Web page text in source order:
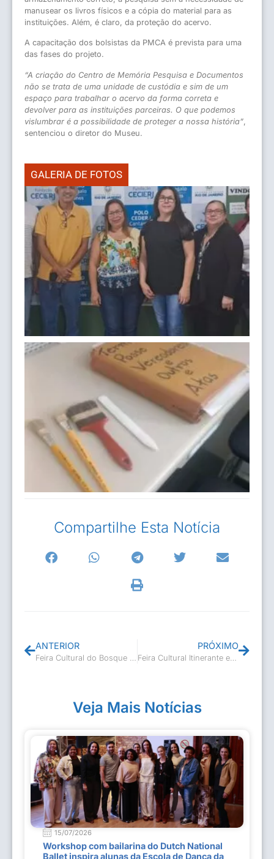
manusear os livros físicos e a cópia do material para as
instituições. Além, é claro, da proteção do acervo.
A capacitação dos bolsistas da PMCA é prevista para uma
das fases do projeto.
“A criação do Centro de Memória Pesquisa e Documentos
não se trata de uma unidade de custódia e sim de um
espaço para trabalhar o acervo da forma correta e
devolver para as instituições parceiras. O que podemos
vislumbrar é a possibilidade de proteger a nossa história”,
sentenciou o diretor do Museu.
GALERIA DE FOTOS
Compartilhe Esta Notícia
ANTERIOR
Feira Cultural do Bosque “Arraiá da Cultura”
PRÓXIMO
Feira Cultural Itinerante em Professor Souza
Veja Mais Notícias
15/07/2026
Workshop com bailarina do Dutch National
Ballet inspira alunas da Escola de Dança da